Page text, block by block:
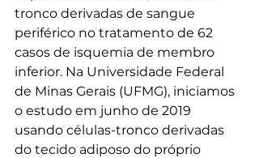
tronco derivadas de sangue
periférico no tratamento de 62
casos de isquemia de membro
inferior. Na Universidade Federal
de Minas Gerais (UFMG), iniciamos
o estudo em junho de 2019
usando células-tronco derivadas
do tecido adiposo do próprio